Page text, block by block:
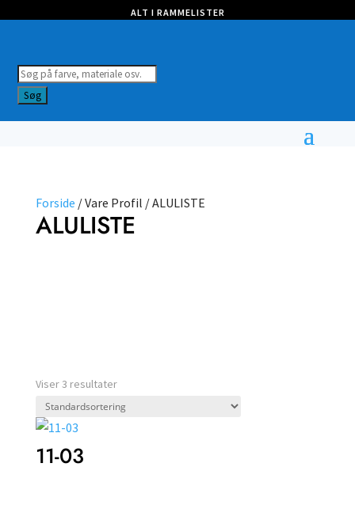
ALT I RAMMELISTER
Products
search
Søg
Forside / Vare Profil / ALULISTE
ALULISTE
Viser 3 resultater
11-03